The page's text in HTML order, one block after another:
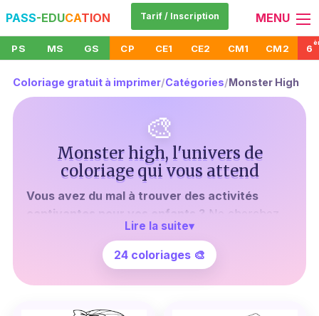
PASS-EDUCATION Tarif / Inscription MENU
PS MS GS CP CE1 CE2 CM1 CM2 6
Coloriage gratuit à imprimer/Catégories/Monster High
🎨
Monster high, l'univers de
coloriage qui vous attend
Vous avez du mal à trouver des activités
captivantes pour vos enfants ? Ne cherchez
plus. Laissez-vous séduire par notre collection
coloriages Monster high gratuits à imprimer
Un choix idéal pour développer la créativité et
l'habileté manuelle de vos petits artistes en
Lire la suite▾
24 coloriages 🎨